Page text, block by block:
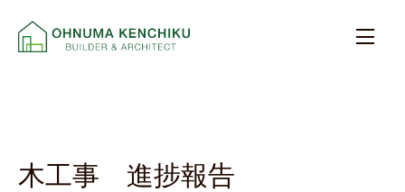
木工事 進捗報告